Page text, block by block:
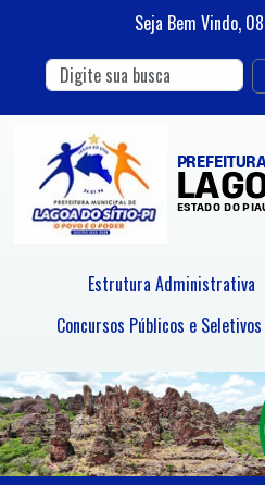
Seja Bem Vindo, 08
Estrutura Administrativa
Concursos Públicos e Seletivos